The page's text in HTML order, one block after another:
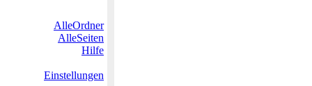
AlleOrdner
AlleSeiten
Hilfe
Einstellungen